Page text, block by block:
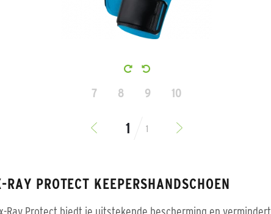
7 8 9 10
1
RAY PROTECT KEEPERSHANDSCHOEN